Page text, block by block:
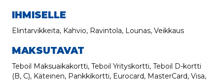
IHMISELLE
Elintarvikkeita, Kahvio, Ravintola, Lounas, Veikkaus
MAKSUTAVAT
Teboil Maksuaikakortti, Teboil Yrityskortti, Teboil D-kortti
(B, C), Käteinen, Pankkikortti, Eurocard, MasterCard, Visa,